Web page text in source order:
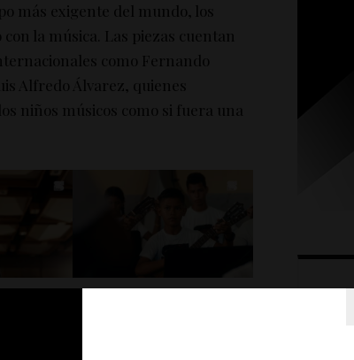
más exigente del mundo, los
la música. Las piezas cuentan
como Fernando
Alfredo Álvarez, quienes
niños músicos como si fuera una
Sistema en Canaima, Cojedes,
director ejecutivo de la